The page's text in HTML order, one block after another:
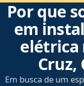
Por que
em
elétrica
Cruz,
Em busca de um